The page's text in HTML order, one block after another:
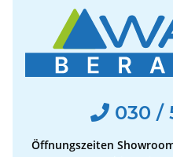
030 /
Öffnungszeiten